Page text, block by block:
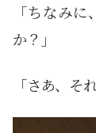
「ちなみ
か？」
「さあ、そ